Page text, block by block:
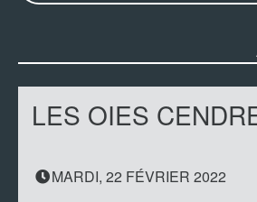
LES OIES
MARDI, 22 FÉVRIER 2022